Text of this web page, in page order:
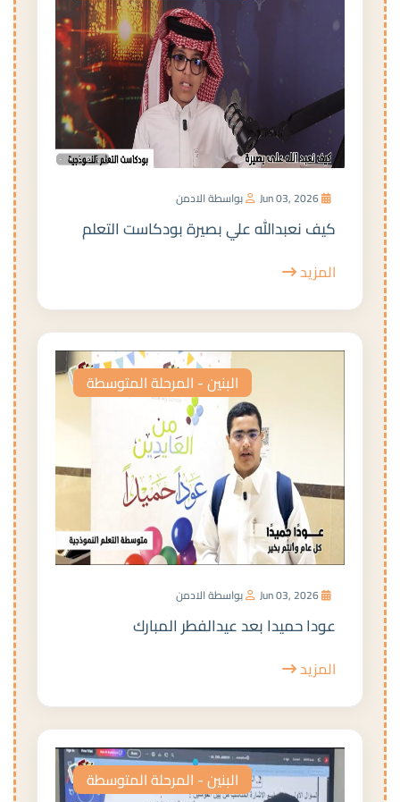
بواسطة الادمن
كيف نعبدالله علي بصيرة بودكاست التعلم
المزيد
البنين - المرحلة المتوسطة
بواسطة الادمن
عودا حميدا بعد عيدالفطر المبارك
المزيد
البنين - المرحلة المتوسطة